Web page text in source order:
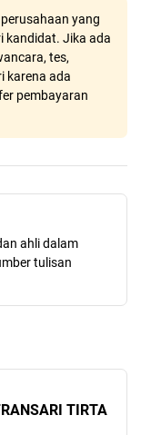
yang
kandidat. Jika ada
tes,
karena ada
pembayaran
ahli dalam
tulisan
TIRTA